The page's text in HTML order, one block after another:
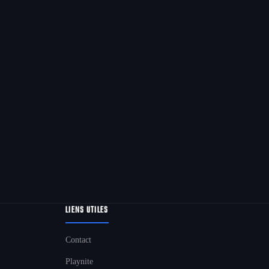
LIENS UTILES
Contact
Playnite